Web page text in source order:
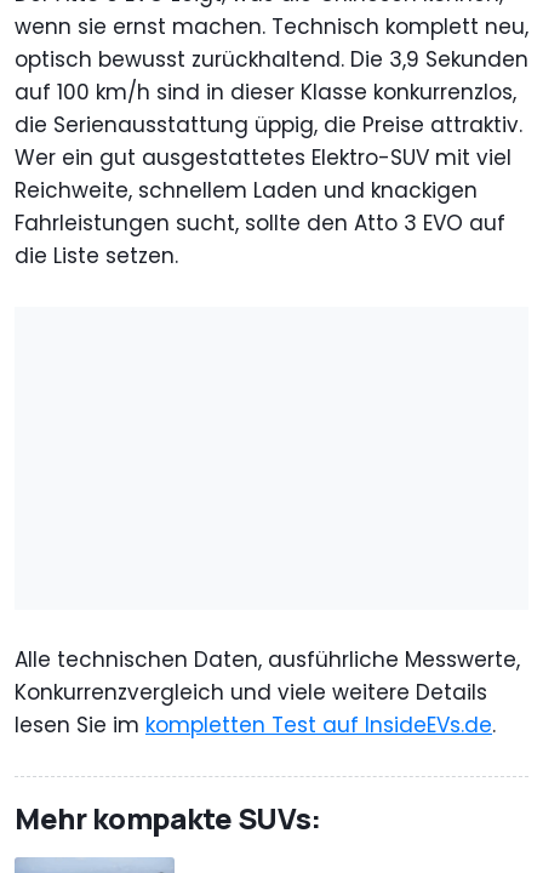
wenn sie ernst machen. Technisch komplett neu,
optisch bewusst zurückhaltend. Die 3,9 Sekunden
auf 100 km/h sind in dieser Klasse konkurrenzlos,
die Serienausstattung üppig, die Preise attraktiv.
Wer ein gut ausgestattetes Elektro-SUV mit viel
Reichweite, schnellem Laden und knackigen
Fahrleistungen sucht, sollte den Atto 3 EVO auf
die Liste setzen.
Alle technischen Daten, ausführliche Messwerte,
Konkurrenzvergleich und viele weitere Details
lesen Sie im kompletten Test auf InsideEVs.de.
Mehr kompakte SUVs: